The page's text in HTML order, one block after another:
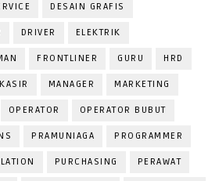
DESAIN GRAFIS
DRIVER ELEKTRIK
FRONTLINER GURU HRD
KASIR MANAGER MARKETING
OPERATOR OPERATOR BUBUT
PRAMUNIAGA PROGRAMMER
PURCHASING PERAWAT